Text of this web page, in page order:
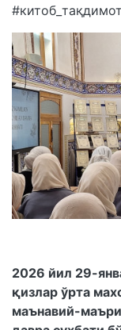
2026 йил 29-
қизлар ўрта
маънавий-